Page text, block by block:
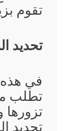
تقوم
تحديد
في هذه
تطلب
تحديد